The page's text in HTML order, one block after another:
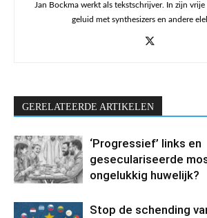
Jan Bockma werkt als tekstschrijver. In zijn
geluid met synthesizers en andere
GERELATEERDE ARTIKELEN
‘Progressief’ links en
geseculariseerde
ongelukkig huwelijk?
Stop de schending